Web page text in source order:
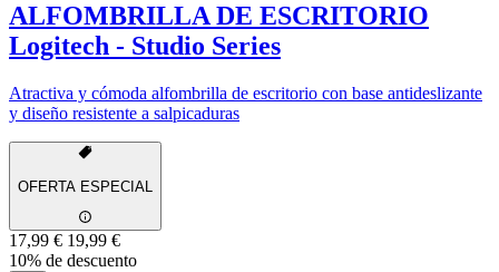
ALFOMBRILLA DE ESCRITORIO
Logitech - Studio Series
Atractiva y cómoda alfombrilla de escritorio con base antideslizante
y diseño resistente a salpicaduras
OFERTA ESPECIAL
17,99 € 19,99 €
10% de descuento